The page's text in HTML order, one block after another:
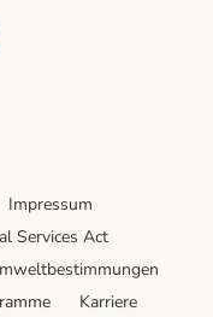
Impressum
Services Act
Karriere